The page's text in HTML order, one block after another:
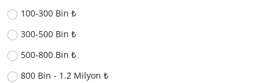
100-300 Bin ₺
300-500 Bin ₺
500-800 Bin ₺
800 Bin - 1.2 Milyon ₺